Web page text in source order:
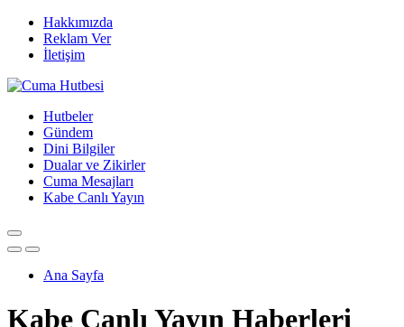
Hakkımızda
Reklam Ver
İletişim
Hutbeler
Gündem
Dini Bilgiler
Dualar ve Zikirler
Cuma Mesajları
Kabe Canlı Yayın
Ana Sayfa
Kabe Canlı Yayın Haberleri